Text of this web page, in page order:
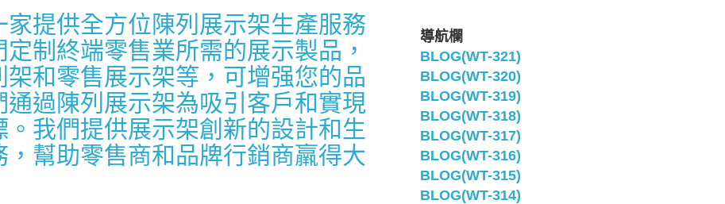
家提供全方位陳列展示架生產服務
制終端零售業所需的展示製品，
架和零售展示架等，可增强您的品
通過陳列展示架為吸引客戶和實現
。我們提供展示架創新的設計和生
，幫助零售商和品牌行銷商羸得大
導航欄
BLOG(WT-321)
BLOG(WT-320)
BLOG(WT-319)
BLOG(WT-318)
BLOG(WT-317)
BLOG(WT-316)
BLOG(WT-315)
BLOG(WT-314)